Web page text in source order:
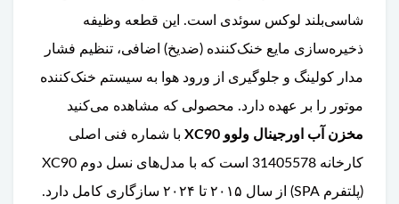
شاسی‌بلند لوکس سوئدی است. این قطعه وظیفه
ذخیره‌سازی مایع خنک‌کننده (ضدیخ) اضافی، تنظیم فشار
مدار کولینگ و جلوگیری از ورود هوا به سیستم خنک‌کننده
موتور را بر عهده دارد. محصولی که مشاهده می‌کنید
مخزن آب اورجینال ولوو XC90
با شماره فنی اصلی
کارخانه 31405578 است که با مدل‌های نسل دوم XC90
(پلتفرم SPA) از سال ۲۰۱۵ تا ۲۰۲۴ سازگاری کامل دارد.